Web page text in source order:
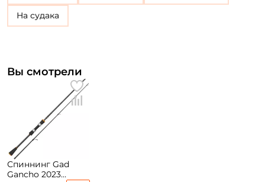
На судака
Вы смотрели
Спиннинг Gad
Gancho 2023